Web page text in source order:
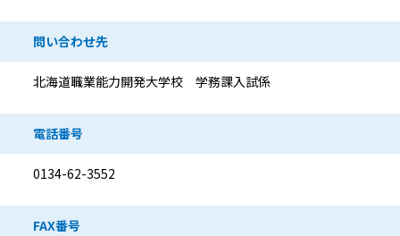
問い合わせ先
北海道職業能力開発大学校 学務課入試係
電話番号
0134-62-3552
FAX番号